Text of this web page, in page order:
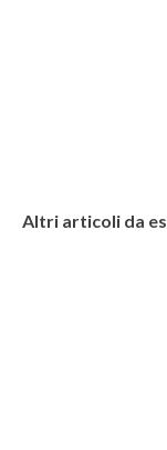
Altri articoli da